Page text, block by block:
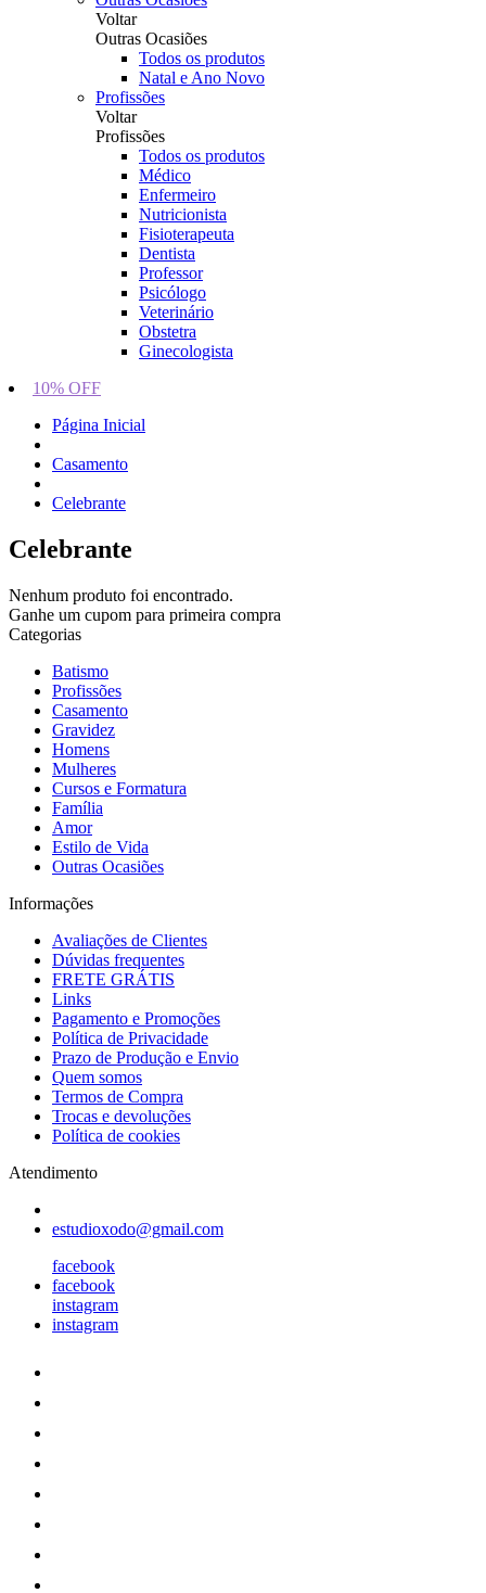
Voltar
Outras Ocasiões
Todos os produtos
Natal e Ano Novo
Profissões
Voltar
Profissões
Todos os produtos
Médico
Enfermeiro
Nutricionista
Fisioterapeuta
Dentista
Professor
Psicólogo
Veterinário
Obstetra
Ginecologista
10% OFF
Página Inicial
Casamento
Celebrante
Celebrante
Nenhum produto foi encontrado.
Ganhe um cupom para primeira compra
Categorias
Batismo
Profissões
Casamento
Gravidez
Homens
Mulheres
Cursos e Formatura
Família
Amor
Estilo de Vida
Outras Ocasiões
Informações
Avaliações de Clientes
Dúvidas frequentes
FRETE GRÁTIS
Links
Pagamento e Promoções
Política de Privacidade
Prazo de Produção e Envio
Quem somos
Termos de Compra
Trocas e devoluções
Política de cookies
Atendimento
estudioxodo@gmail.com
facebook
facebook
instagram
instagram